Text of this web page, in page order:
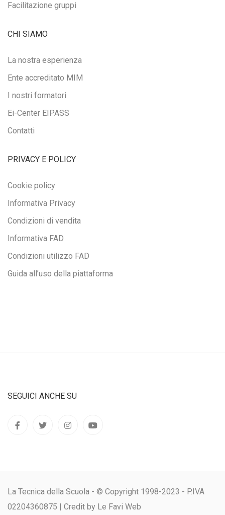
Facilitazione gruppi
CHI SIAMO
La nostra esperienza
Ente accreditato MIM
I nostri formatori
Ei-Center EIPASS
Contatti
PRIVACY E POLICY
Cookie policy
Informativa Privacy
Condizioni di vendita
Informativa FAD
Condizioni utilizzo FAD
Guida all’uso della piattaforma
SEGUICI ANCHE SU
La Tecnica della Scuola - © Copyright 1998-2023 - P.IVA
02204360875 | Credit by Le Favi Web